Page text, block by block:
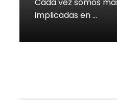
implicadas en …